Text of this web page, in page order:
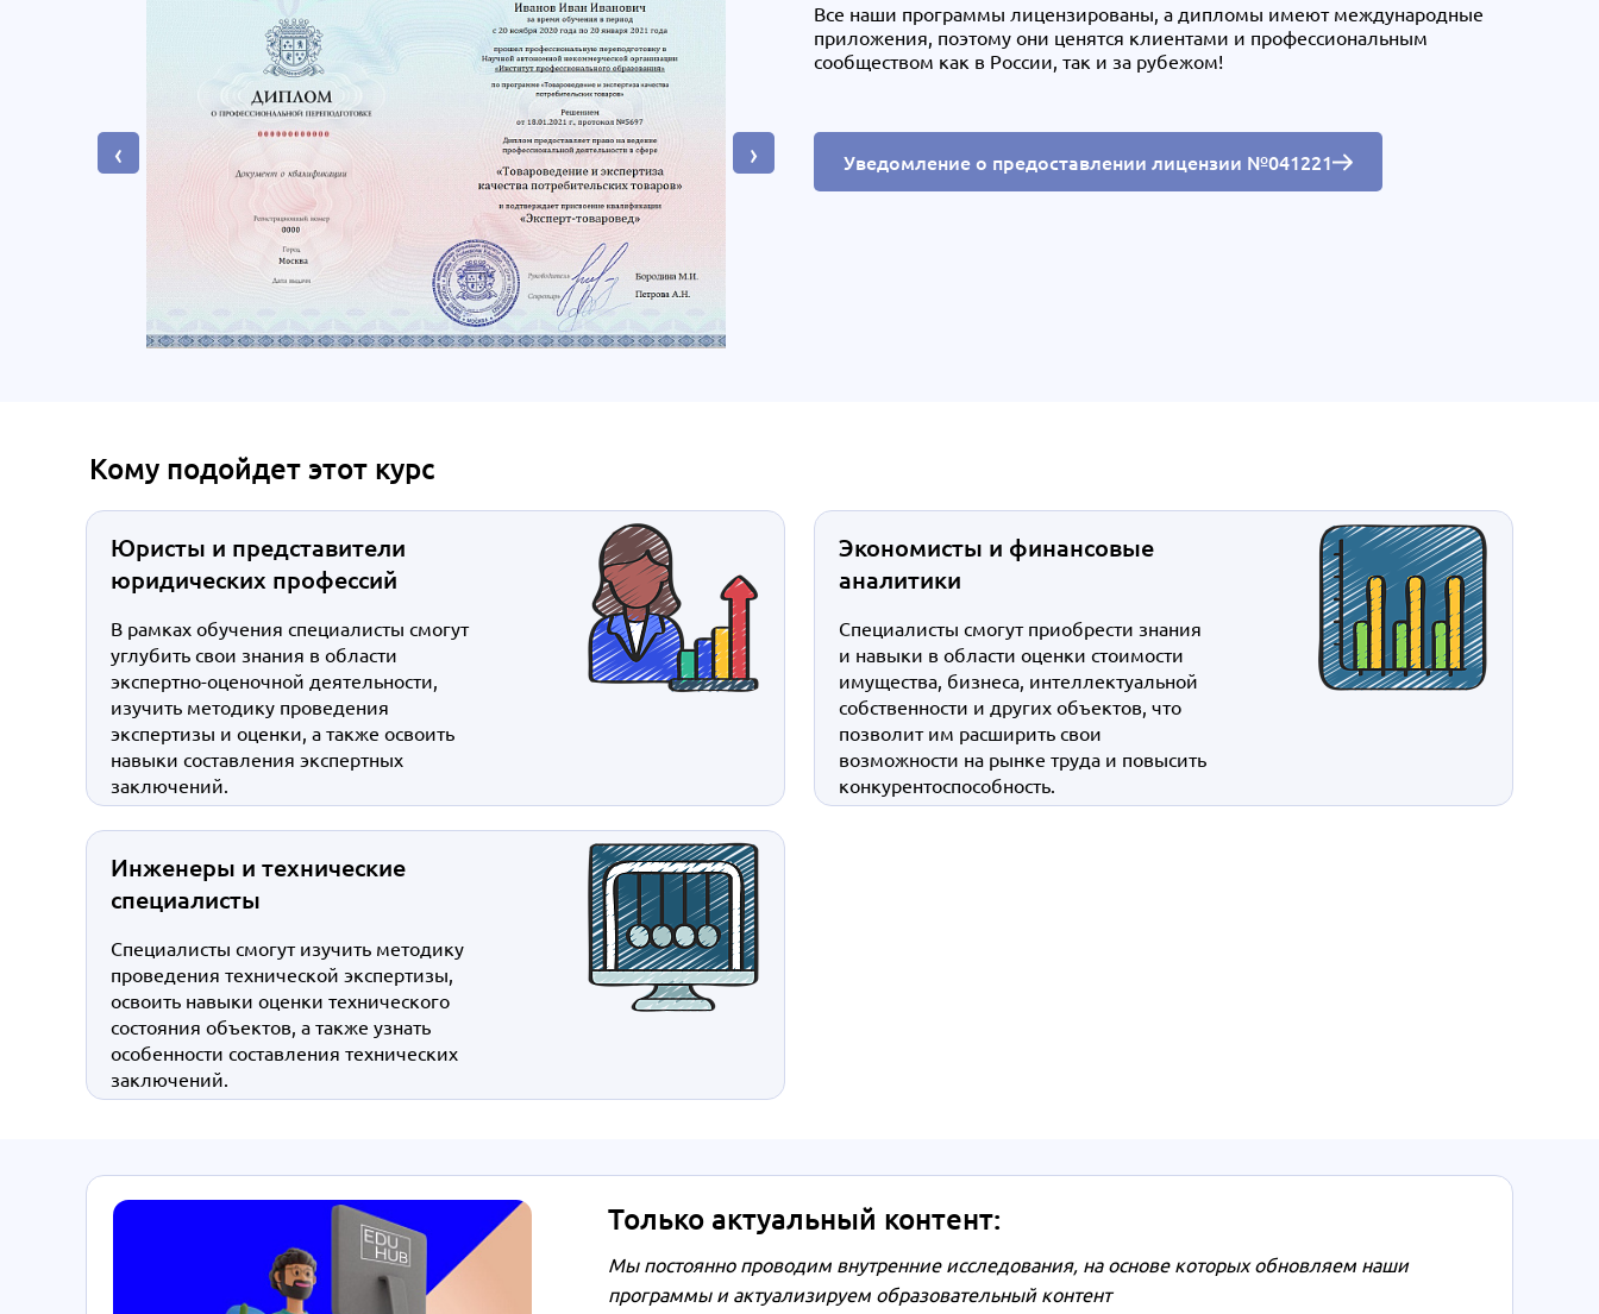
‹ ›
Все наши программы лицензированы, а дипломы имеют международные
приложения, поэтому они ценятся клиентами и профессиональным
сообществом как в России, так и за рубежом!
Уведомление о предоставлении лицензии №041221
Кому подойдет этот курс
Юристы и представители
юридических профессий
В рамках обучения специалисты смогут
углубить свои знания в области
экспертно-оценочной деятельности,
изучить методику проведения
экспертизы и оценки, а также освоить
навыки составления экспертных
заключений.
Экономисты и финансовые
аналитики
Специалисты смогут приобрести знания
и навыки в области оценки стоимости
имущества, бизнеса, интеллектуальной
собственности и других объектов, что
позволит им расширить свои
возможности на рынке труда и повысить
конкурентоспособность.
Инженеры и технические
специалисты
Специалисты смогут изучить методику
проведения технической экспертизы,
освоить навыки оценки технического
состояния объектов, а также узнать
особенности составления технических
заключений.
Только актуальный контент:
Мы постоянно проводим внутренние исследования, на основе которых обновляем наши
программы и актуализируем образовательный контент